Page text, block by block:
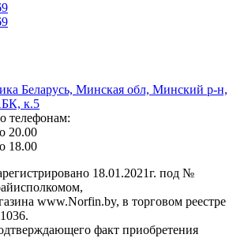
Беларусь, Минская обл, Минский р-н,
к.5
телефонам:
20.00
18.00
18.01.2021г. под №
www.Norfin.by, в торговом реестре
факт приобретения